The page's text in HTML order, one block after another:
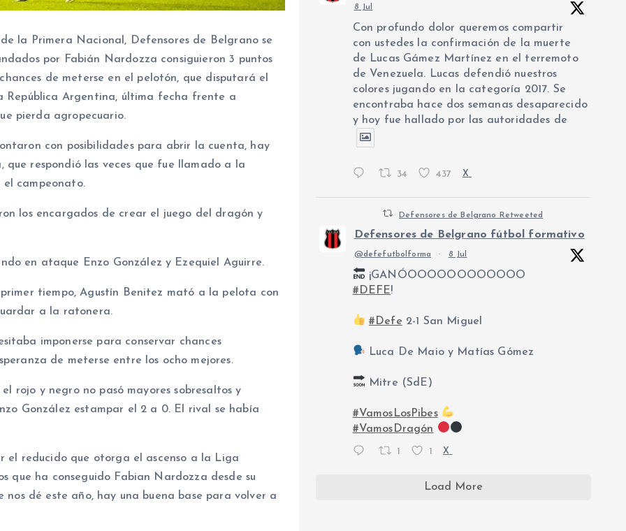
la Primera Nacional, Defensores de Belgrano se
por Fabián Nardozza consiguieron 3 puntos
de meterse en el pelotón, que disputará el
República Argentina, última fecha frente a
pierda agropecuario.
con posibilidades para abrir la cuenta, hay
respondió las veces que fue llamado a la
campeonato.
los encargados de crear el juego del dragón y
en ataque Enzo González y Ezequiel Aguirre.
tiempo, Agustín Benitez mató a la pelota con
a la ratonera.
imponerse para conservar chances
de meterse entre los ocho mejores.
rojo y negro no pasó mayores sobresaltos y
González estampar el 2 a 0. El rival se había
el reducido que otorga el ascenso a la Liga
que ha conseguido Fabian Nardozza desde su
dé este año, hay una buena base para volver a
8 Jul
Con profundo dolor queremos compartir
con ustedes la confirmación de la muerte
de Lucas Gámez Martínez en el terremoto
de Venezuela. Lucas defendió nuestros
colores jugando en la categoría 2017. Se
encontraba hace dos semanas desaparecido
y hoy fue hallado por las autoridades de
34 437 X
Defensores de Belgrano Retweeted
Defensores de Belgrano fútbol formativo
@defefutbolforma · 8 Jul
¡GANÓOOOOOOOOOOOO
#DEFE!
#Defe 2-1 San Miguel
Luca De Maio y Matías Gómez
Mitre (SdE)
#VamosLosPibes
#VamosDragón
1 1 X
Load More